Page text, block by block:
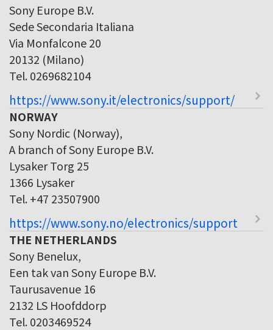
Sony Europe B.V.
Sede Secondaria Italiana
Via Monfalcone 20
20132 (Milano)
Tel. 0269682104
https://www.sony.it/electronics/support/
NORWAY
Sony Nordic (Norway),
A branch of Sony Europe B.V.
Lysaker Torg 25
1366 Lysaker
Tel. +47 23507900
https://www.sony.no/electronics/support
THE NETHERLANDS
Sony Benelux,
Een tak van Sony Europe B.V.
Taurusavenue 16
2132 LS Hoofddorp
Tel. 0203469524